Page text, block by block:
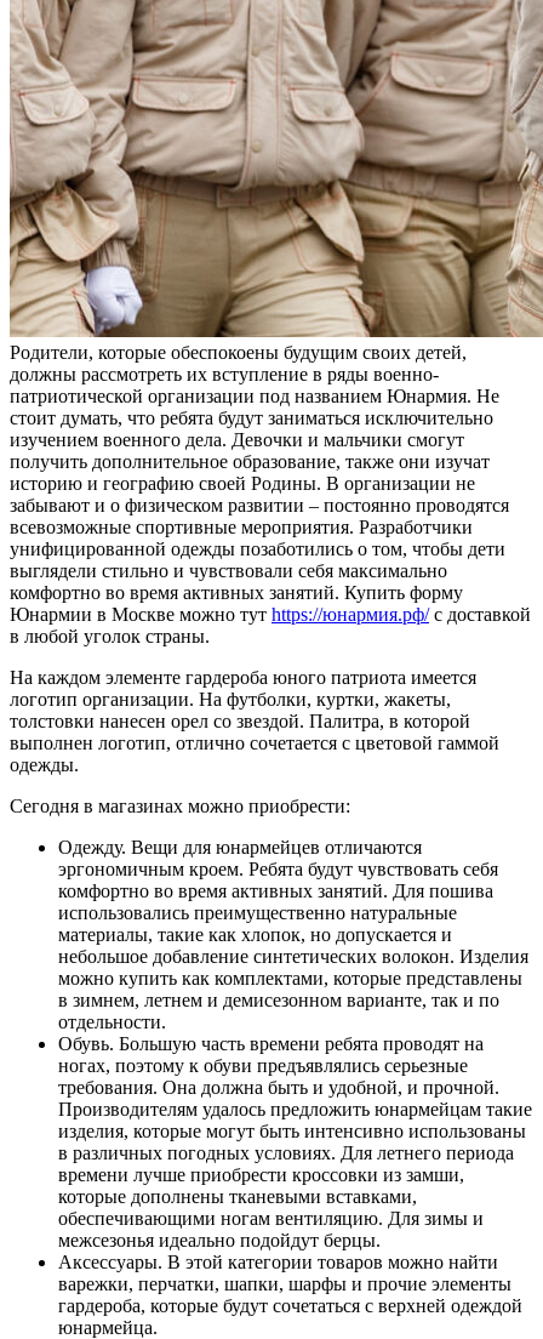
Родители, которые обеспокоены будущим своих детей,
должны рассмотреть их вступление в ряды военно-
патриотической организации под названием Юнармия. Не
стоит думать, что ребята будут заниматься исключительно
изучением военного дела. Девочки и мальчики смогут
получить дополнительное образование, также они изучат
историю и географию своей Родины. В организации не
забывают и о физическом развитии – постоянно проводятся
всевозможные спортивные мероприятия. Разработчики
унифицированной одежды позаботились о том, чтобы дети
выглядели стильно и чувствовали себя максимально
комфортно во время активных занятий. Купить форму
Юнармии в Москве можно тут https://юнармия.рф/с доставкой
в любой уголок страны.
На каждом элементе гардероба юного патриота имеется
логотип организации. На футболки, куртки, жакеты,
толстовки нанесен орел со звездой. Палитра, в которой
выполнен логотип, отлично сочетается с цветовой гаммой
одежды.
Сегодня в магазинах можно приобрести:
Одежду. Вещи для юнармейцев отличаются
эргономичным кроем. Ребята будут чувствовать себя
комфортно во время активных занятий. Для пошива
использовались преимущественно натуральные
материалы, такие как хлопок, но допускается и
небольшое добавление синтетических волокон. Изделия
можно купить как комплектами, которые представлены
в зимнем, летнем и демисезонном варианте, так и по
отдельности.
Обувь. Большую часть времени ребята проводят на
ногах, поэтому к обуви предъявлялись серьезные
требования. Она должна быть и удобной, и прочной.
Производителям удалось предложить юнармейцам такие
изделия, которые могут быть интенсивно использованы
в различных погодных условиях. Для летнего периода
времени лучше приобрести кроссовки из замши,
которые дополнены тканевыми вставками,
обеспечивающими ногам вентиляцию. Для зимы и
межсезонья идеально подойдут берцы.
Аксессуары. В этой категории товаров можно найти
варежки, перчатки, шапки, шарфы и прочие элементы
гардероба, которые будут сочетаться с верхней одеждой
юнармейца.